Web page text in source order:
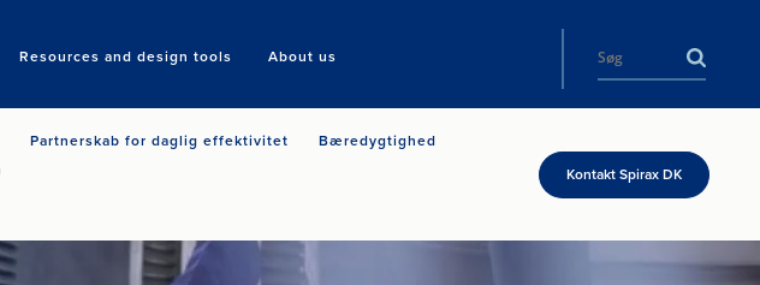
Resources and design tools About us
Search
Partnerskab for daglig effektivitet Bæredygtighed
Kontakt Spirax DK